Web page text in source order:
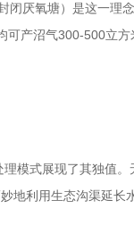
闭厌氧塘）是这一
产沼气300-500立
模式展现了其独值
地利用生态沟渠延